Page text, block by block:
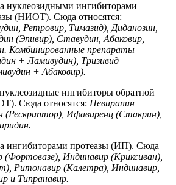
нуклеозидными ингибиторами
(НИОТ). Сюда относятся:
Ретровир, Тимазид), Диданозин,
(Эпивир), Ставудин, Абаковир,
Комбинированные препараты
+ Ламивудин), Тризивид
+ Абаковир).
ингибиторы обратной
Сюда относятся: Невирапин
(Рескриптор), Ифавиренц (Стакрин),
ингибиторами протеазы (ИП). Сюда
(Фортовазе), Индинавир (Криксиван),
Ритонавир (Калетра), Индинавир,
и Типранавир.